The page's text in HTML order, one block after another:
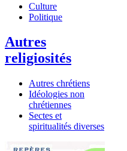
Culture
Politique
Autres
religiosités
Autres chrétiens
Idéologies non
chrétiennes
Sectes et
spiritualités diverses